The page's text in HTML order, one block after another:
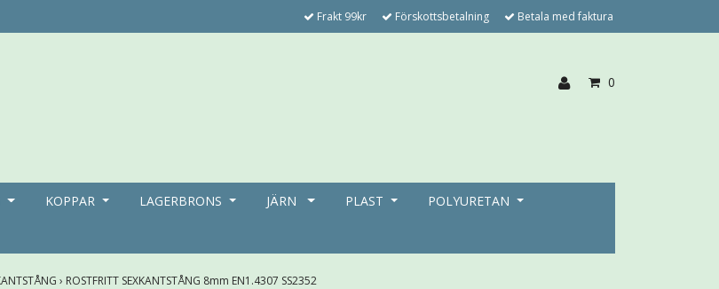
Frakt 99kr Förskottsbetalning Betala med faktura
0
KOPPAR LAGERBRONS JÄRN PLAST POLYURETAN
› ROSTFRITT SEXKANTSTÅNG 8mm EN1.4307 SS2352